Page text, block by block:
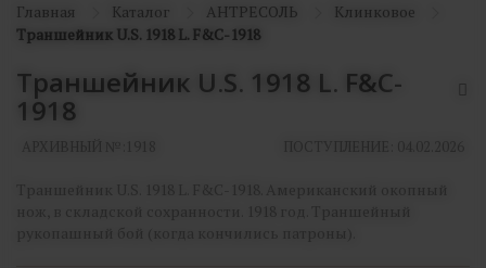
Главная Каталог АНТРЕСОЛЬ
Клинковое
Траншейник U.S. 1918 L. F&C-1918
Траншейник U.S. 1918 L. F&C-
1918